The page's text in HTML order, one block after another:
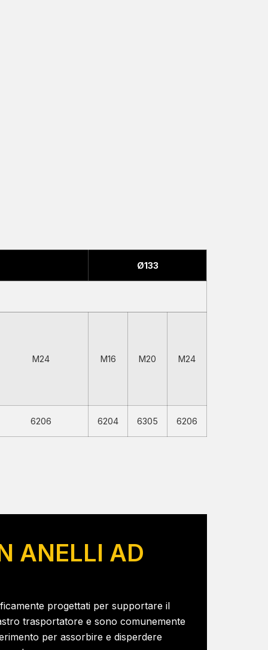
Ø133
M24 M16 M20 M24
6206 6204 6305 6206
ANELLI AD
progettati per supportare il
trasportatore e sono comunemente
per assorbire e disperdere